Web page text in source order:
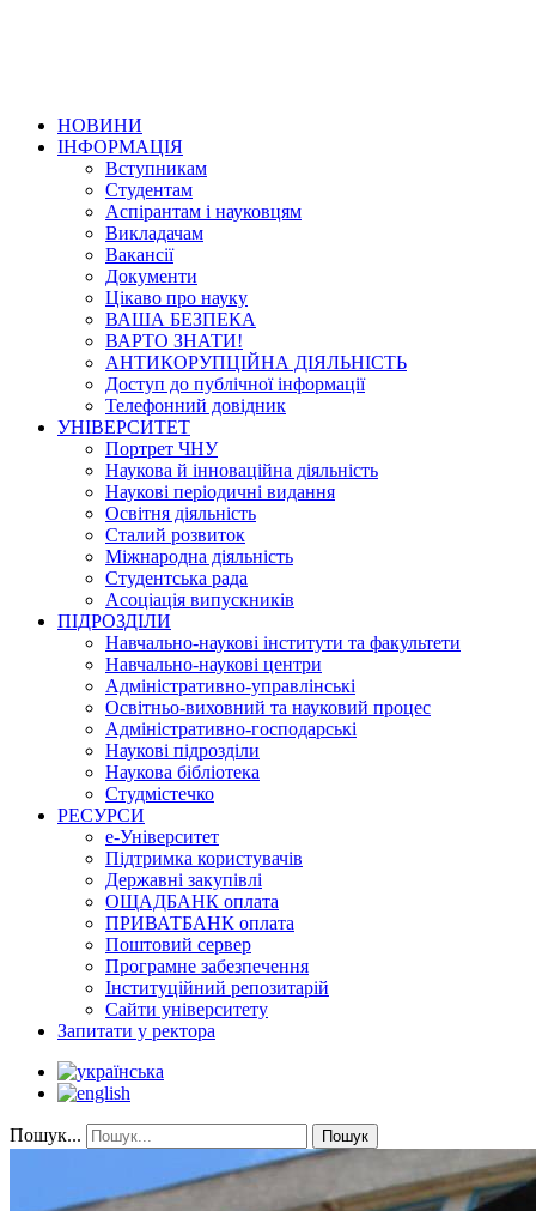
НОВИНИ
ІНФОРМАЦІЯ
Вступникам
Студентам
Аспірантам і науковцям
Викладачам
Вакансії
Документи
Цікаво про науку
ВАША БЕЗПЕКА
ВАРТО ЗНАТИ!
АНТИКОРУПЦІЙНА ДІЯЛЬНІСТЬ
Доступ до публічної інформації
Телефонний довідник
УНІВЕРСИТЕТ
Портрет ЧНУ
Наукова й інноваційна діяльність
Наукові періодичні видання
Освітня діяльність
Сталий розвиток
Міжнародна діяльність
Студентська рада
Асоціація випускників
ПІДРОЗДІЛИ
Навчально-наукові інститути та факультети
Навчально-наукові центри
Адміністративно-управлінські
Освітньо-виховний та науковий процес
Адміністративно-господарські
Наукові підрозділи
Наукова бібліотека
Студмістечко
РЕСУРСИ
е-Університет
Підтримка користувачів
Державні закупівлі
ОЩАДБАНК оплата
ПРИВАТБАНК оплата
Поштовий сервер
Програмне забезпечення
Інституційний репозитарій
Сайти університету
Запитати у ректора
Пошук... Пошук